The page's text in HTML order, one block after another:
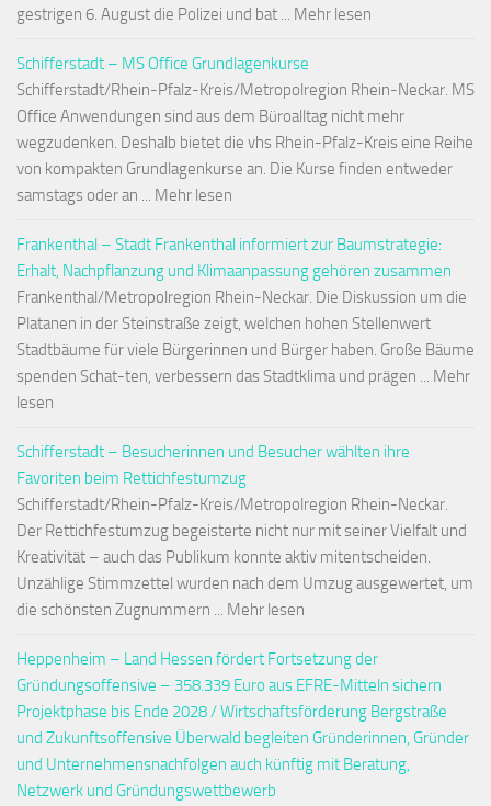
gestrigen 6. August die Polizei und bat ... Mehr lesen
Schifferstadt – MS Office Grundlagenkurse
Schifferstadt/Rhein-Pfalz-Kreis/Metropolregion Rhein-Neckar. MS
Office Anwendungen sind aus dem Büroalltag nicht mehr
wegzudenken. Deshalb bietet die vhs Rhein-Pfalz-Kreis eine Reihe
von kompakten Grundlagenkurse an. Die Kurse finden entweder
samstags oder an ... Mehr lesen
Frankenthal – Stadt Frankenthal informiert zur Baumstrategie:
Erhalt, Nachpflanzung und Klimaanpassung gehören zusammen
Frankenthal/Metropolregion Rhein-Neckar. Die Diskussion um die
Platanen in der Steinstraße zeigt, welchen hohen Stellenwert
Stadtbäume für viele Bürgerinnen und Bürger haben. Große Bäume
spenden Schat-ten, verbessern das Stadtklima und prägen ... Mehr
lesen
Schifferstadt – Besucherinnen und Besucher wählten ihre
Favoriten beim Rettichfestumzug
Schifferstadt/Rhein-Pfalz-Kreis/Metropolregion Rhein-Neckar.
Der Rettichfestumzug begeisterte nicht nur mit seiner Vielfalt und
Kreativität – auch das Publikum konnte aktiv mitentscheiden.
Unzählige Stimmzettel wurden nach dem Umzug ausgewertet, um
die schönsten Zugnummern ... Mehr lesen
Heppenheim – Land Hessen fördert Fortsetzung der
Gründungsoffensive – 358.339 Euro aus EFRE-Mitteln sichern
Projektphase bis Ende 2028 / Wirtschaftsförderung Bergstraße
und Zukunftsoffensive Überwald begleiten Gründerinnen, Gründer
und Unternehmensnachfolgen auch künftig mit Beratung,
Netzwerk und Gründungswettbewerb